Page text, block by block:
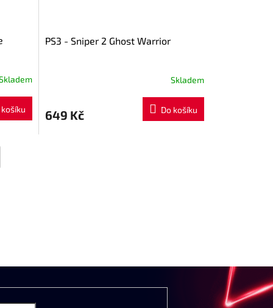
košíku
PS3 - Sniper 2 Ghost Warrior
Skladem
649 Kč Do košíku